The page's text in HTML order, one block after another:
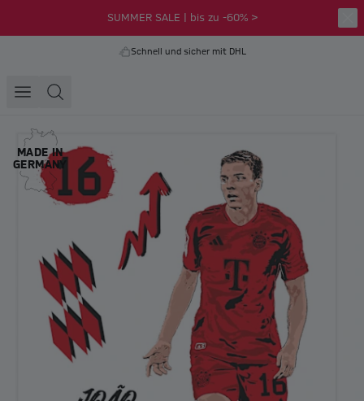
SUMMER SALE | bis zu -60% >
Schnell und sicher mit DHL
MADE IN
GERMANY